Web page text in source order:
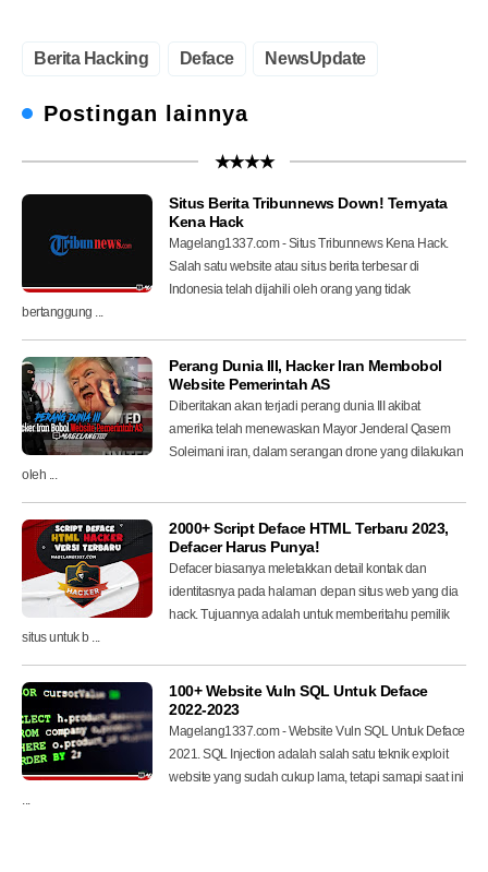
Situs Berita Tribunnews Down! Ternyata
Kena Hack
Magelang1337.com - Situs Tribunnews Kena Hack.
Salah satu website atau situs berita terbesar di
Indonesia telah dijahili oleh orang yang tidak
bertanggung ...
Perang Dunia III, Hacker Iran Membobol
Website Pemerintah AS
Diberitakan akan terjadi perang dunia III akibat
amerika telah menewaskan Mayor Jenderal Qasem
Soleimani iran, dalam serangan drone yang dilakukan
oleh ...
2000+ Script Deface HTML Terbaru 2023,
Defacer Harus Punya!
Defacer biasanya meletakkan detail kontak dan
identitasnya pada halaman depan situs web yang dia
hack. Tujuannya adalah untuk memberitahu pemilik
situs untuk b ...
100+ Website Vuln SQL Untuk Deface
2022-2023
Magelang1337.com - Website Vuln SQL Untuk Deface
2021. SQL Injection adalah salah satu teknik exploit
website yang sudah cukup lama, tetapi samapi saat ini
...